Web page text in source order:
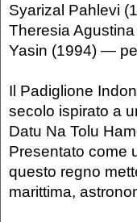
Syarizal Pahlevi
Theresia
Yasin (1994) —
Il Padiglione
secolo ispirato a
Datu Na Tolu
Presentato come
questo regno
marittima,